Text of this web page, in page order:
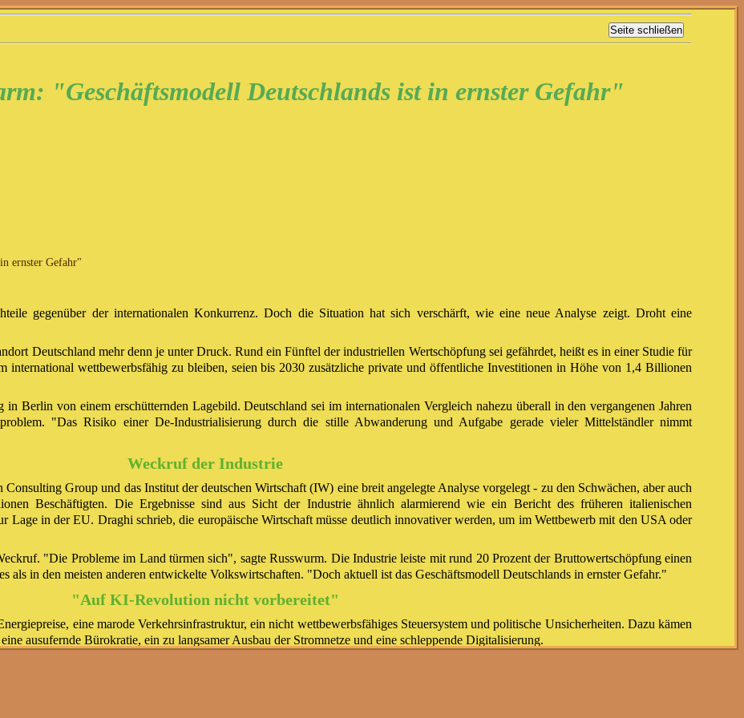
"Geschäftsmodell Deutschlands ist in ernster Gefahr"
ernster Gefahr"
gegenüber der internationalen Konkurrenz. Doch die Situation hat sich verschärft, wie eine neue Analyse zeigt. Droht eine
Deutschland mehr denn je unter Druck. Rund ein Fünftel der industriellen Wertschöpfung sei gefährdet, heißt es in einer Studie für
international wettbewerbsfähig zu bleiben, seien bis 2030 zusätzliche private und öffentliche Investitionen in Höhe von 1,4 Billionen
Berlin von einem erschütternden Lagebild. Deutschland sei im internationalen Vergleich nahezu überall in den vergangenen Jahren
"Das Risiko einer De-Industrialisierung durch die stille Abwanderung und Aufgabe gerade vieler Mittelständler nimmt
Weckruf der Industrie
Group und das Institut der deutschen Wirtschaft (IW) eine breit angelegte Analyse vorgelegt - zu den Schwächen, aber auch
Beschäftigten. Die Ergebnisse sind aus Sicht der Industrie ähnlich alarmierend wie ein Bericht des früheren italienischen
Lage in der EU. Draghi schrieb, die europäische Wirtschaft müsse deutlich innovativer werden, um im Wettbewerb mit den USA oder
"Die Probleme im Land türmen sich", sagte Russwurm. Die Industrie leiste mit rund 20 Prozent der Bruttowertschöpfung einen
als in den meisten anderen entwickelte Volkswirtschaften. "Doch aktuell ist das Geschäftsmodell Deutschlands in ernster Gefahr."
"Auf KI-Revolution nicht vorbereitet"
eine marode Verkehrsinfrastruktur, ein nicht wettbewerbsfähiges Steuersystem und politische Unsicherheiten. Dazu kämen
ausufernde Bürokratie, ein zu langsamer Ausbau der Stromnetze und eine schleppende Digitalisierung.